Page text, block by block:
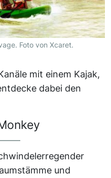
Foto von Xcaret.
mit einem Kajak,
dabei den
und